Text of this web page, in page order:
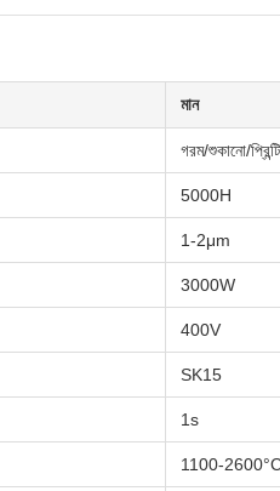
মান
গরম/শুকানো/
5000H
1-2μm
3000W
400V
SK15
1s
1100-